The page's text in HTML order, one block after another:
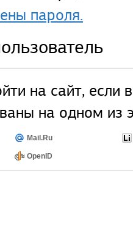
пароля.
на сайт, если
на одном из
Mail.Ru
OpenID